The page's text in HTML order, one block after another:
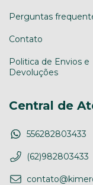
Perguntas
Contato
Politica de Envios e
Devoluções
Central de
556282803433
(62)982803433